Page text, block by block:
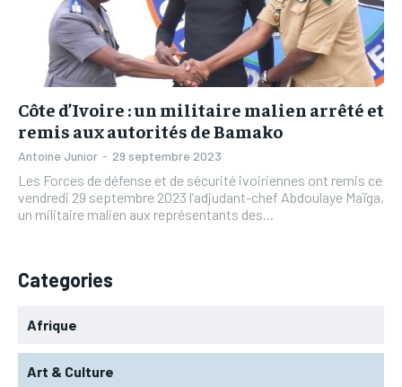
Côte d’Ivoire : un militaire malien arrêté et
remis aux autorités de Bamako
Antoine Junior - 29 septembre 2023
Les Forces de défense et de sécurité ivoiriennes ont remis ce
vendredi 29 septembre 2023 l’adjudant-chef Abdoulaye Maïga,
un militaire malien aux représentants des...
Categories
Afrique
Art & Culture